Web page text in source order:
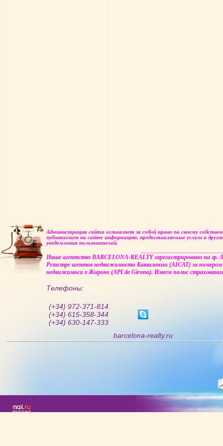
Администрация сайта оставляет за собой право по своему
публикуемую на сайте информацию, предоставляемые услуги и
уведомления пользователей.
Наше агентство BARCELONA-REALTY зарегистрировано на гр.
Регистре агентов недвижимости Каталонии (AICAT) за
недвижимоси в Жироне (API de Girona). Имеем полис
Телефоны:
(+34) 972-371-814
(+34) 615-358-344
(+34) 630-147-333
barcelona-realty.ru